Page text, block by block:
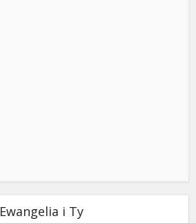
Ewangelia i Ty